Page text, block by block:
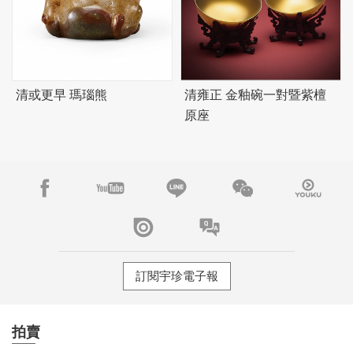
清或更早 瑪瑙熊
清雍正 金釉碗一對暨紫檀
原座
訂閱宇珍電子報
拍賣